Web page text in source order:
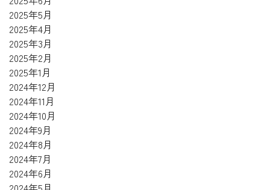
2025年5月
2025年4月
2025年3月
2025年2月
2025年1月
2024年12月
2024年11月
2024年10月
2024年9月
2024年8月
2024年7月
2024年6月